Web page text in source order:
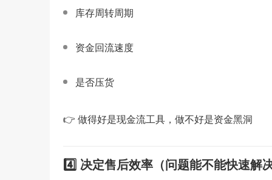
库存周转周期
资金回流速度
是否压货
👉 做得好是现金流工具，做不好是资金黑洞
4️⃣ 决定售后效率（问题能不能快速解